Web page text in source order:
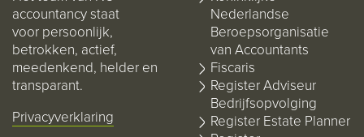
accountancy staat
voor persoonlijk,
betrokken, actief,
meedenkend, helder en
transparant.
Privacyverklaring
Nederlandse
Beroepsorganisatie
van Accountants
Fiscaris
Register Adviseur
Bedrijfsopvolging
Register Estate Planner